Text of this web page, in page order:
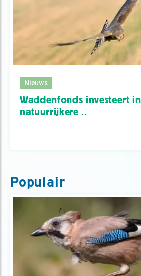
Nieuws
Waddenfonds investeert in
natuurrijkere ..
Populair